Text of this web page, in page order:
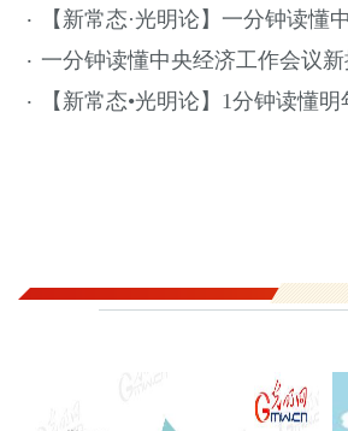
· 【新常态·光明论】一分钟读懂
· 一分钟读懂中央经济工作会议
· 【新常态•光明论】1分钟读懂